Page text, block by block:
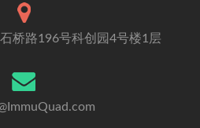
桥路196号科创园4号楼1层